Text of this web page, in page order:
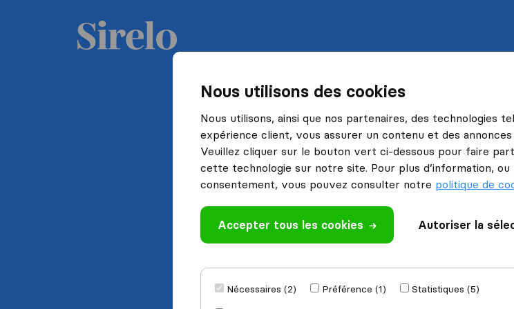
Nous utilisons des cookies
Nous utilisons, ainsi que nos partenaires, des technologies
expérience client, vous assurer un contenu et des
Veuillez cliquer sur le bouton vert ci-dessous pour faire
cette technologie sur notre site. Pour plus d’information,
consentement, vous pouvez consulter notre politique de
Accepter tous les cookies Autoriser la
Nécessaires (2) Préférence (1)
Statistiques (5)